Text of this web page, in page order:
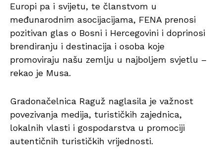
Europi pa i svijetu, te članstvom u
međunarodnim asocijacijama, FENA prenosi
pozitivan glas o Bosni i Hercegovini i doprinosi
brendiranju i destinacija i osoba koje
promoviraju našu zemlju u najboljem svjetlu –
rekao je Musa.
Gradonačelnica Raguž naglasila je važnost
povezivanja medija, turističkih zajednica,
lokalnih vlasti i gospodarstva u promociji
autentičnih turističkih vrijednosti.